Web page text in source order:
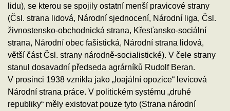
lidu), se kterou se spojily ostatní menší pravicové strany
(Čsl. strana lidová, Národní sjednocení, Národní liga, Čsl.
živnostensko-obchodnická strana, Křesťansko-sociální
strana, Národní obec fašistická, Národní strana lidová,
větší část Čsl. strany národně-socialistické). V čele strany
stanul dosavadní předseda agrárníků Rudolf Beran.
V prosinci 1938 vznikla jako „loajální opozice“ levicová
Národní strana práce. V politickém systému „druhé
republiky“ měly existovat pouze tyto (Strana národní